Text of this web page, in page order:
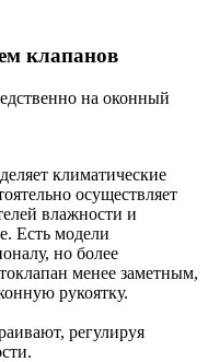
клапанов
на оконный
климатические
осуществляет
влажности и
Есть модели
но более
менее заметным,
рукоятку.
регулируя